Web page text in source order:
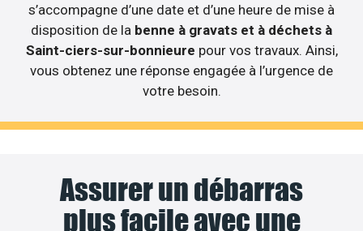
s’accompagne d’une date et d’une heure de mise à
disposition de la benne à gravats et à déchets à
Saint-ciers-sur-bonnieure pour vos travaux. Ainsi,
vous obtenez une réponse engagée à l’urgence de
votre besoin.
Assurer un débarras
plus facile avec une